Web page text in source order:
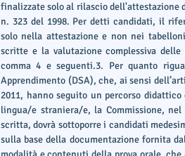
finalizzate solo al rilascio dell'attestazione
n. 323 del 1998. Per detti candidati, il
solo nella attestazione e non nei
scritte e la valutazione complessiva
comma 4 e seguenti.3. Per quanto
Apprendimento (DSA), che, ai sensi
2011, hanno seguito un percorso
lingua/e straniera/e, la Commissione,
scritta, dovrà sottoporre i candidati
sulla base della documentazione fornita